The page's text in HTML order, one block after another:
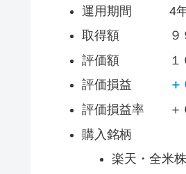
運用期間 4年
取得額 ９９
評価額 １６
評価損益
評価損益率 ＋
購入銘柄
楽天・全米